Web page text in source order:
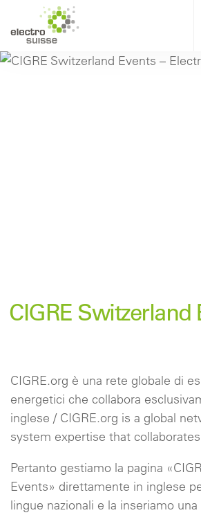
CIGRE Switzerland
CIGRE.org è una rete globale di
energetici che collabora
inglese / CIGRE.org is a global
system expertise that
Pertanto gestiamo la pagina
Events» direttamente in inglese
lingue nazionali e la inseriamo